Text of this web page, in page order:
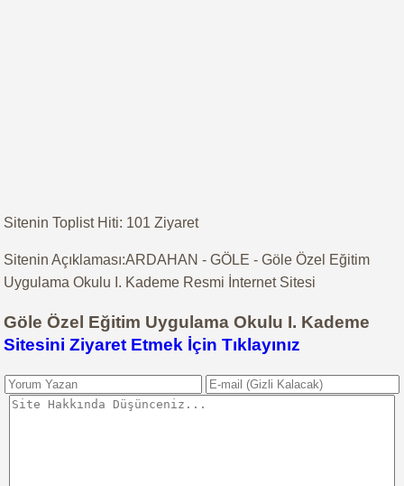
Sitenin Toplist Hiti: 101 Ziyaret
Sitenin Açıklaması:ARDAHAN - GÖLE - Göle Özel Eğitim
Uygulama Okulu I. Kademe Resmi İnternet Sitesi
Göle Özel Eğitim Uygulama Okulu I. Kademe
Sitesini Ziyaret Etmek İçin Tıklayınız